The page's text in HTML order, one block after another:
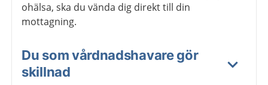
ohälsa, ska du vända dig direkt till din
mottagning.
Du som vårdnadshavare gör
skillnad